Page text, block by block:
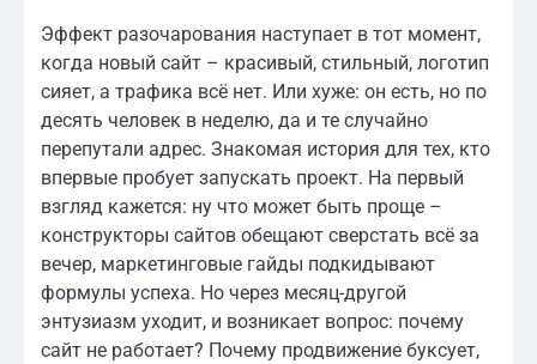
Эффект разочарования наступает в тот момент,
когда новый сайт – красивый, стильный, логотип
сияет, а трафика всё нет. Или хуже: он есть, но по
десять человек в неделю, да и те случайно
перепутали адрес. Знакомая история для тех, кто
впервые пробует запускать проект. На первый
взгляд кажется: ну что может быть проще –
конструкторы сайтов обещают сверстать всё за
вечер, маркетинговые гайды подкидывают
формулы успеха. Но через месяц-другой
энтузиазм уходит, и возникает вопрос: почему
сайт не работает? Почему продвижение буксует,